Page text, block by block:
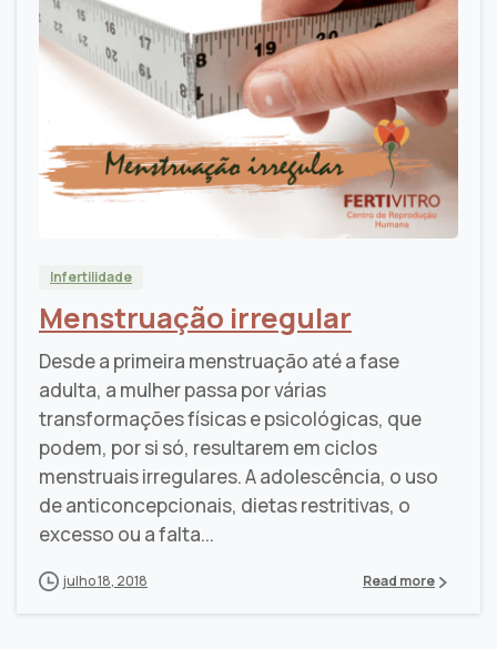
Infertilidade
Menstruação irregular
Desde a primeira menstruação até a fase
adulta, a mulher passa por várias
transformações físicas e psicológicas, que
podem, por si só, resultarem em ciclos
menstruais irregulares. A adolescência, o uso
de anticoncepcionais, dietas restritivas, o
excesso ou a falta...
julho 18, 2018 Read more